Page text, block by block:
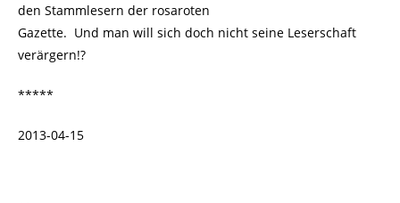
den Stammlesern der rosaroten
Gazette. Und man will sich doch nicht seine Leserschaft
verärgern!?
*****
2013-04-15